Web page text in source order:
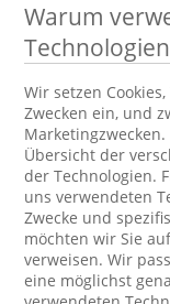
Warum
Wir setzen
Zwecken ein, und
Übersicht der
der Technologien.
uns verwendeten
Zwecke und
möchten wir Sie
verweisen. Wir
eine möglichst